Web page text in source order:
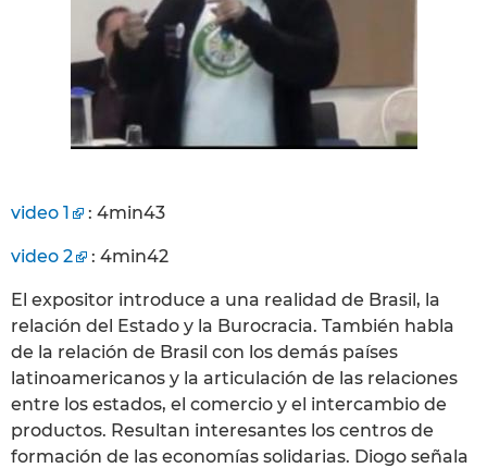
video 1 : 4min43
video 2 : 4min42
El expositor introduce a una realidad de Brasil, la
relación del Estado y la Burocracia. También habla
de la relación de Brasil con los demás países
latinoamericanos y la articulación de las relaciones
entre los estados, el comercio y el intercambio de
productos. Resultan interesantes los centros de
formación de las economías solidarias. Diogo señala